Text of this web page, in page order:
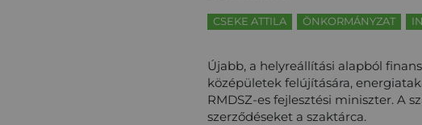
CSEKE ATTILA ÖNKORMÁNYZAT
Újabb, a helyreállítási alapból
középületek felújítására,
RMDSZ-es fejlesztési miniszter. A
szerződéseket a szaktárca.